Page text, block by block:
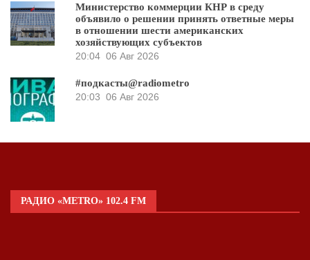
Министерство коммерции КНР в среду
объявило о решении принять ответные меры
в отношении шести американских
хозяйствующих субъектов
20:04 06 Авг 2026
#подкасты@radiometro
20:03 06 Авг 2026
РАДИО «METRO» 102.4 FM